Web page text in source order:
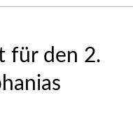
für den 2.